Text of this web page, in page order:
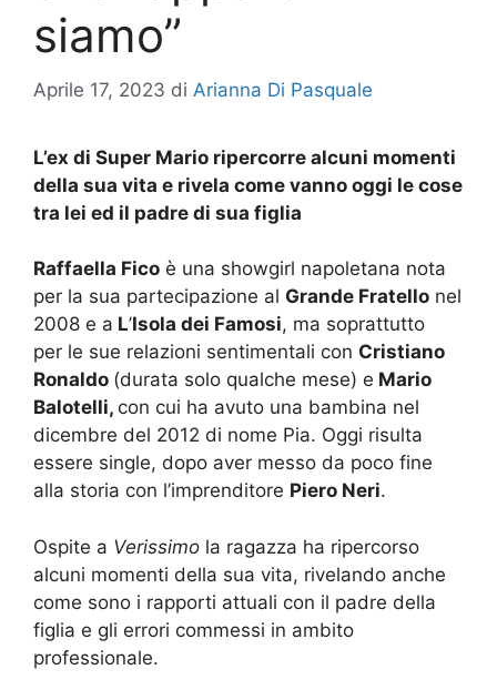
siamo”
Aprile 17, 2023 di Arianna Di Pasquale
L’ex di Super Mario ripercorre alcuni momenti
della sua vita e rivela come vanno oggi le cose
tra lei ed il padre di sua figlia
Raffaella Fico è una showgirl napoletana nota
per la sua partecipazione al Grande Fratello nel
2008 e a L’Isola dei Famosi, ma soprattutto
per le sue relazioni sentimentali con Cristiano
Ronaldo (durata solo qualche mese) e Mario
Balotelli, con cui ha avuto una bambina nel
dicembre del 2012 di nome Pia. Oggi risulta
essere single, dopo aver messo da poco fine
alla storia con l’imprenditore Piero Neri.
Ospite a Verissimo la ragazza ha ripercorso
alcuni momenti della sua vita, rivelando anche
come sono i rapporti attuali con il padre della
figlia e gli errori commessi in ambito
professionale.